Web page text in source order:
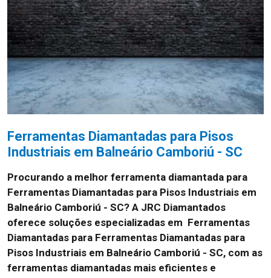
Ferramentas Diamantadas para Pisos
Industriais em Balneário Camboriú - SC
Procurando a melhor ferramenta diamantada para
Ferramentas Diamantadas para Pisos Industriais em
Balneário Camboriú - SC? A JRC Diamantados
oferece soluções especializadas em Ferramentas
Diamantadas para Ferramentas Diamantadas para
Pisos Industriais em Balneário Camboriú - SC, com as
ferramentas diamantadas mais eficientes e